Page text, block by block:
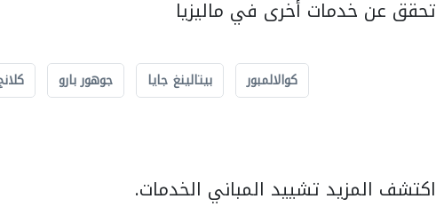
تحقق عن خدمات أخرى في ماليزيا
كوالالمبور بيتالينغ جايا جوهور بارو
اكتشف المزيد تشييد المباني الخدمات.